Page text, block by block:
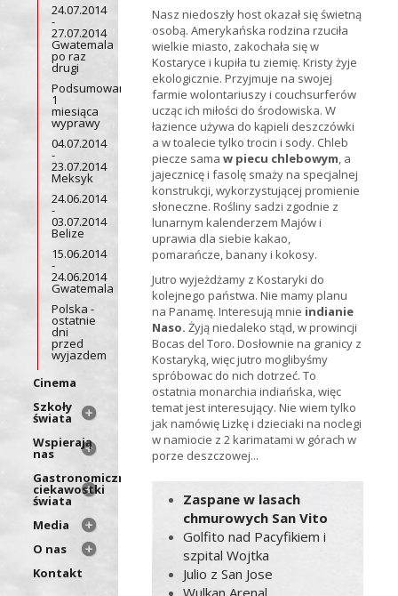
24.07.2014
-
27.07.2014
Gwatemala
po raz
drugi
Podsumowanie
1
miesiąca
wyprawy
04.07.2014
-
23.07.2014
Meksyk
24.06.2014
-
03.07.2014
Belize
15.06.2014
-
24.06.2014
Gwatemala
Polska -
ostatnie
dni
przed
wyjazdem
Cinema
Szkoły
świata
Wspierają
nas
Gastronomiczne
ciekawostki
świata
Media
O nas
Kontakt
Nasz niedoszły host okazał się świetną
osobą. Amerykańska rodzina rzuciła
wielkie miasto, zakochała się w
Kostaryce i kupiła tu ziemię. Kristy żyje
ekologicznie. Przyjmuje na swojej
farmie wolontariuszy i couchsurferów
ucząc ich miłości do środowiska. W
łazience używa do kąpieli deszczówki
a w toalecie tylko trocin i sody. Chleb
piecze samaw piecu chlebowym, a
jajecznicę i fasolę smaży na specjalnej
konstrukcji, wykorzystującej promienie
słoneczne. Rośliny sadzi zgodnie z
lunarnym kalenderzem Majów i
uprawia dla siebie kakao,
pomarańcze, banany i kokosy.
Jutro wyjeżdżamy z Kostaryki do
kolejnego państwa. Nie mamy planu
na Panamę. Interesują mnie indianie
Naso. Żyją niedaleko stąd, w prowincji
Bocas del Toro. Dosłownie na granicy z
Kostaryką, więc jutro moglibyśmy
spróbowac do nich dotrzeć. To
ostatnia monarchia indiańska, więc
temat jest interesujący. Nie wiem tylko
jak namówię Lizkę i dzieciaki na noclegi
w namiocie z 2 karimatami w górach w
porze deszczowej...
Zaspane w lasach
chmurowych San Vito
Golfito nad Pacyfikiem i
szpital Wojtka
Julio z San Jose
Wulkan Arenal